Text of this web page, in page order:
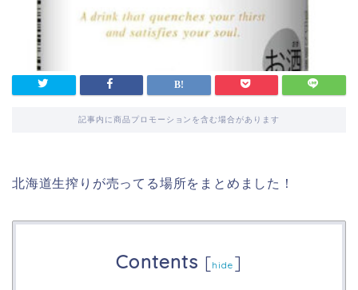
記事内に商品プロモーションを含む場合があります
北海道生搾りが売ってる場所をまとめました！
Contents [hide ]